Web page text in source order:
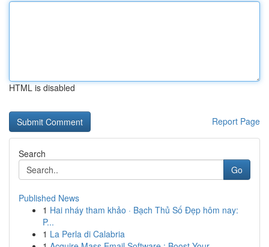
HTML is disabled
Report Page
Search
Go
Published News
1 Hai nháy tham khảo · Bạch Thủ Số Đẹp hôm nay:
P...
1 La Perla di Calabria